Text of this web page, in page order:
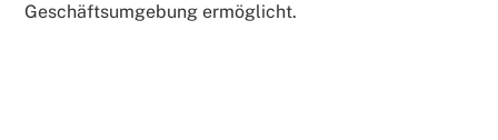
Geschäftsumgebung ermöglicht.